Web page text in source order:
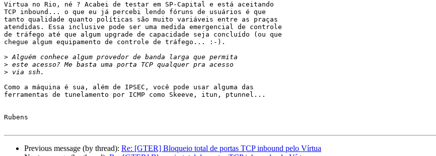
Virtua no Rio, né ? Acabei de testar em SP-Capital e está aceitando
TCP inbound... o que eu já percebi lendo fóruns de usuários é que
tanto qualidade quanto políticas são muito variáveis entre as praças
atendidas. Essa inclusive pode ser uma medida emergencial de controle
de tráfego até que algum upgrade de capacidade seja concluído (ou que
chegue algum equipamento de controle de tráfego... :-).
>
>
>
Como a máquina é sua, além de IPSEC, você pode usar alguma das
ferramentas de tunelamento por ICMP como Skeeve, itun, ptunnel...
Rubens
Previous message (by thread): Re: [GTER] Bloqueio total de portas TCP inbound pelo Vírtua